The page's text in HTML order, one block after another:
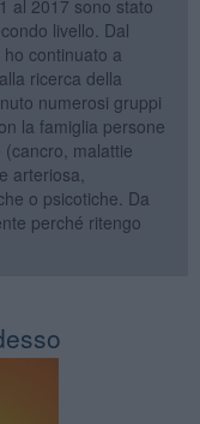
al 2017 sono stato
livello. Dal
continuato a
ricerca della
numerosi gruppi
la famiglia persone
malattie
arteriosa,
o psicotiche. Da
perché ritengo